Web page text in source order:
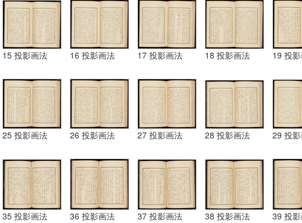
15 投影画法 16 投影画法 17 投影画法 18 投影画法 19 投
25 投影画法 26 投影画法 27 投影画法 28 投影画法 29 投
35 投影画法 36 投影画法 37 投影画法 38 投影画法 39 投